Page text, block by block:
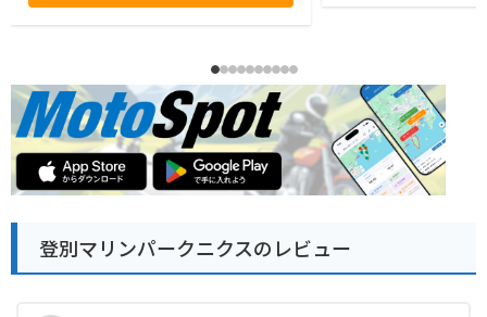
登別マリンパークニクスのレビュー